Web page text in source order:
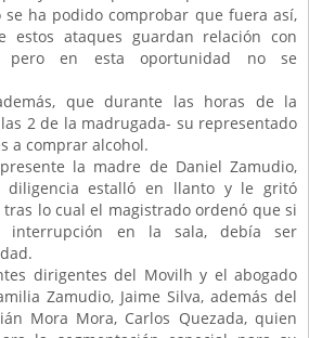
se ha podido comprobar que fuera así,
estos ataques guardan relación con
pero en esta oportunidad no se
que durante las horas de la
2 de la madrugada- su representado
a comprar alcohol.
la madre de Daniel Zamudio,
estalló en llanto y le gritó
lo cual el magistrado ordenó que si
interrupción en la sala, debía ser
dirigentes del Movilh y el abogado
Zamudio, Jaime Silva, además del
Mora Mora, Carlos Quezada, quien